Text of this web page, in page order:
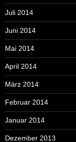
Juli 2014
Juni 2014
Mai 2014
April 2014
März 2014
Februar 2014
Januar 2014
Dezember 2013